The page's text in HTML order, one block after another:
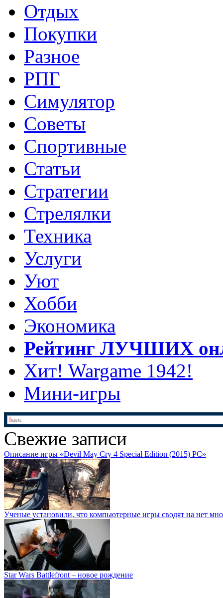
Отдых
Покупки
Разное
РПГ
Симулятор
Советы
Спортивные
Статьи
Стратегии
Стрелялки
Техника
Услуги
Уют
Хобби
Экономика
Рейтинг ЛУЧШИХ
Хит! Wargame 1942!
Мини-игры
Свежие записи
Описание игры «Devil May Cry 4 Special Edition (2015) PC»
Ученые установили, что компьютерные игры сводят на нет
Star Wars Battlefront – новое рождение